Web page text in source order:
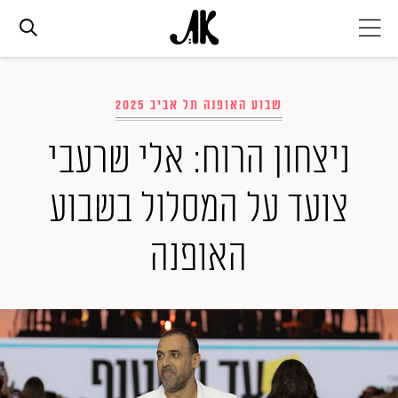
אופנה
ביוטי
סלבס
ערוצים נוספים
המגזין
שבוע האופנה תל אביב 2025
ניצחון הרוח: אלי שרעבי
צועד על המסלול בשבוע
האופנה